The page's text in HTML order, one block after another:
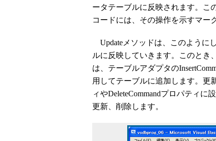
ータテーブルに反映されます。こ
コードには、その操作を示すマー
Updateメソッドは、このように
ルに反映していきます。このとき
は、テーブルアダプタの
用してテーブルに追加します。更
ィやDeleteCommandプロパティ
更新、削除します。